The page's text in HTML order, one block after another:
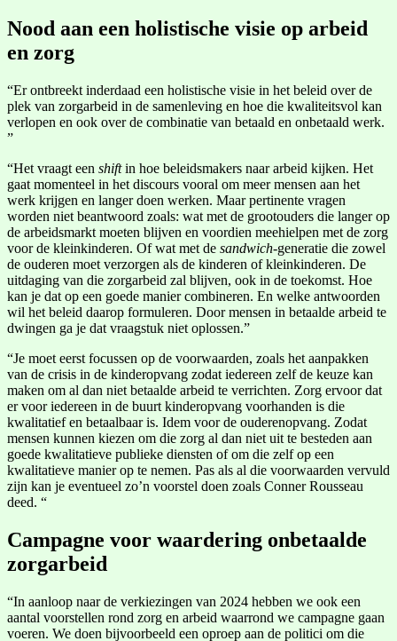
Nood aan een holistische visie op arbeid
en zorg
“Er ontbreekt inderdaad een holistische visie in het beleid over de
plek van zorgarbeid in de samenleving en hoe die kwaliteitsvol kan
verlopen en ook over de combinatie van betaald en onbetaald werk.
”
“Het vraagt een shiftin hoe beleidsmakers naar arbeid kijken. Het
gaat momenteel in het discours vooral om meer mensen aan het
werk krijgen en langer doen werken. Maar pertinente vragen
worden niet beantwoord zoals: wat met de grootouders die langer op
de arbeidsmarkt moeten blijven en voordien meehielpen met de zorg
voor de kleinkinderen. Of wat met de sandwich-generatie die zowel
de ouderen moet verzorgen als de kinderen of kleinkinderen. De
uitdaging van die zorgarbeid zal blijven, ook in de toekomst. Hoe
kan je dat op een goede manier combineren. En welke antwoorden
wil het beleid daarop formuleren. Door mensen in betaalde arbeid te
dwingen ga je dat vraagstuk niet oplossen.”
“Je moet eerst focussen op de voorwaarden, zoals het aanpakken
van de crisis in de kinderopvang zodat iedereen zelf de keuze kan
maken om al dan niet betaalde arbeid te verrichten. Zorg ervoor dat
er voor iedereen in de buurt kinderopvang voorhanden is die
kwalitatief en betaalbaar is. Idem voor de ouderenopvang. Zodat
mensen kunnen kiezen om die zorg al dan niet uit te besteden aan
goede kwalitatieve publieke diensten of om die zelf op een
kwalitatieve manier op te nemen. Pas als al die voorwaarden vervuld
zijn kan je eventueel zo’n voorstel doen zoals Conner Rousseau
deed. “
Campagne voor waardering onbetaalde
zorgarbeid
“In aanloop naar de verkiezingen van 2024 hebben we ook een
aantal voorstellen rond zorg en arbeid waarrond we campagne gaan
voeren. We doen bijvoorbeeld een oproep aan de politici om die